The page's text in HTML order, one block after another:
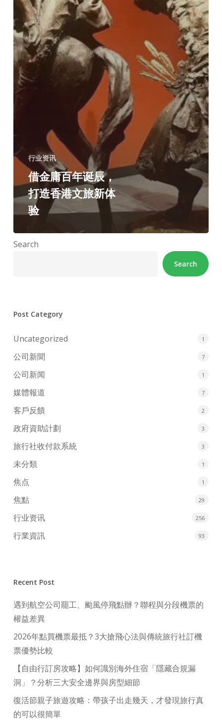
行业资讯
借金庸百年诞辰，
打造香港文旅新体
验
Search
Search
Post Category
Uncategorized 1
公司新聞 7
公司新闻 1
媒體報道 7
客戶反饋 2
政府資助計劃 3
旅行社收付款系統 3
未分類 1
焦点 1
焦點 29
行业资讯 256
行業資訊 93
Recent Post
遇到航空公司罷工、颱風停飛點辦？聯程與分段機票的
權益差異
2026年點買機票最抵？3大搶飛心法與傳統旅行社訂機
票優勢比較
【自由行訂房攻略】如何識別海外住宿「隱藏合規漏
洞」？分析三大安全邊界與房型細節
復活節親子旅遊攻略：帶孩子出走幾天，才發現旅行真
的可以很簡單